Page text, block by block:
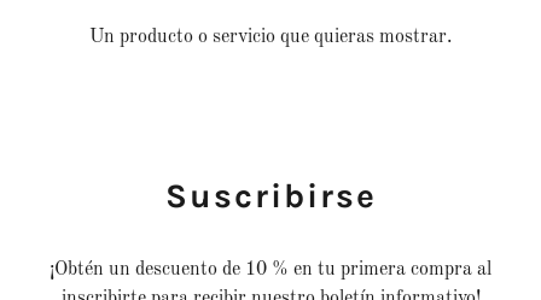
Un producto o servicio que quieras mostrar.
Suscribirse
¡Obtén un descuento de 10 % en tu primera compra al